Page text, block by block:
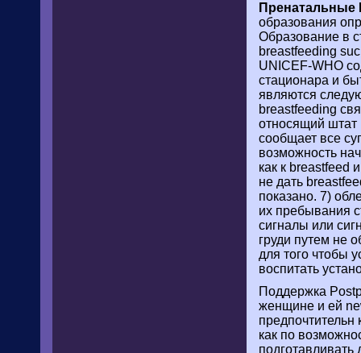
Пренатальные
образования
Образование в
breastfeeding
UNICEF-WHO
стационара и
являются
breastfeeding
относящий штат
сообщает все
возможность
как к breastfeed
не дать
показано. 7)
их пребывания
сигналы или
груди путем не
для того чтобы
воспитать
Поддержка
женщине и ей
как по